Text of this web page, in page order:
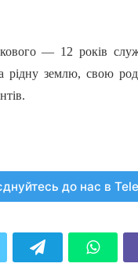
— 12 років
землю, свою
до нас в